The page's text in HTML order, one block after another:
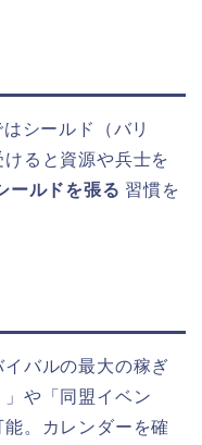
シールド（バリ
ると資源や兵士を
ールドを張る 習慣を
バルの最大の稼ぎ
や「同盟イベン
。カレンダーを確